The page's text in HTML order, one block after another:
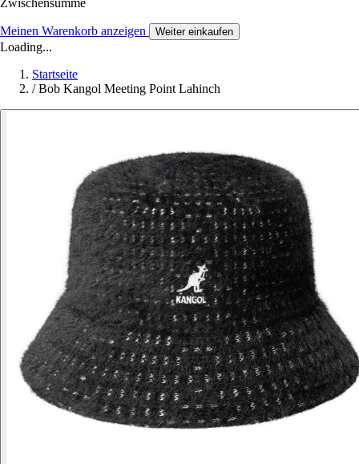
Zwischensumme
Meinen Warenkorb anzeigen Weiter einkaufen
Loading...
Startseite
/ Bob Kangol Meeting Point Lahinch